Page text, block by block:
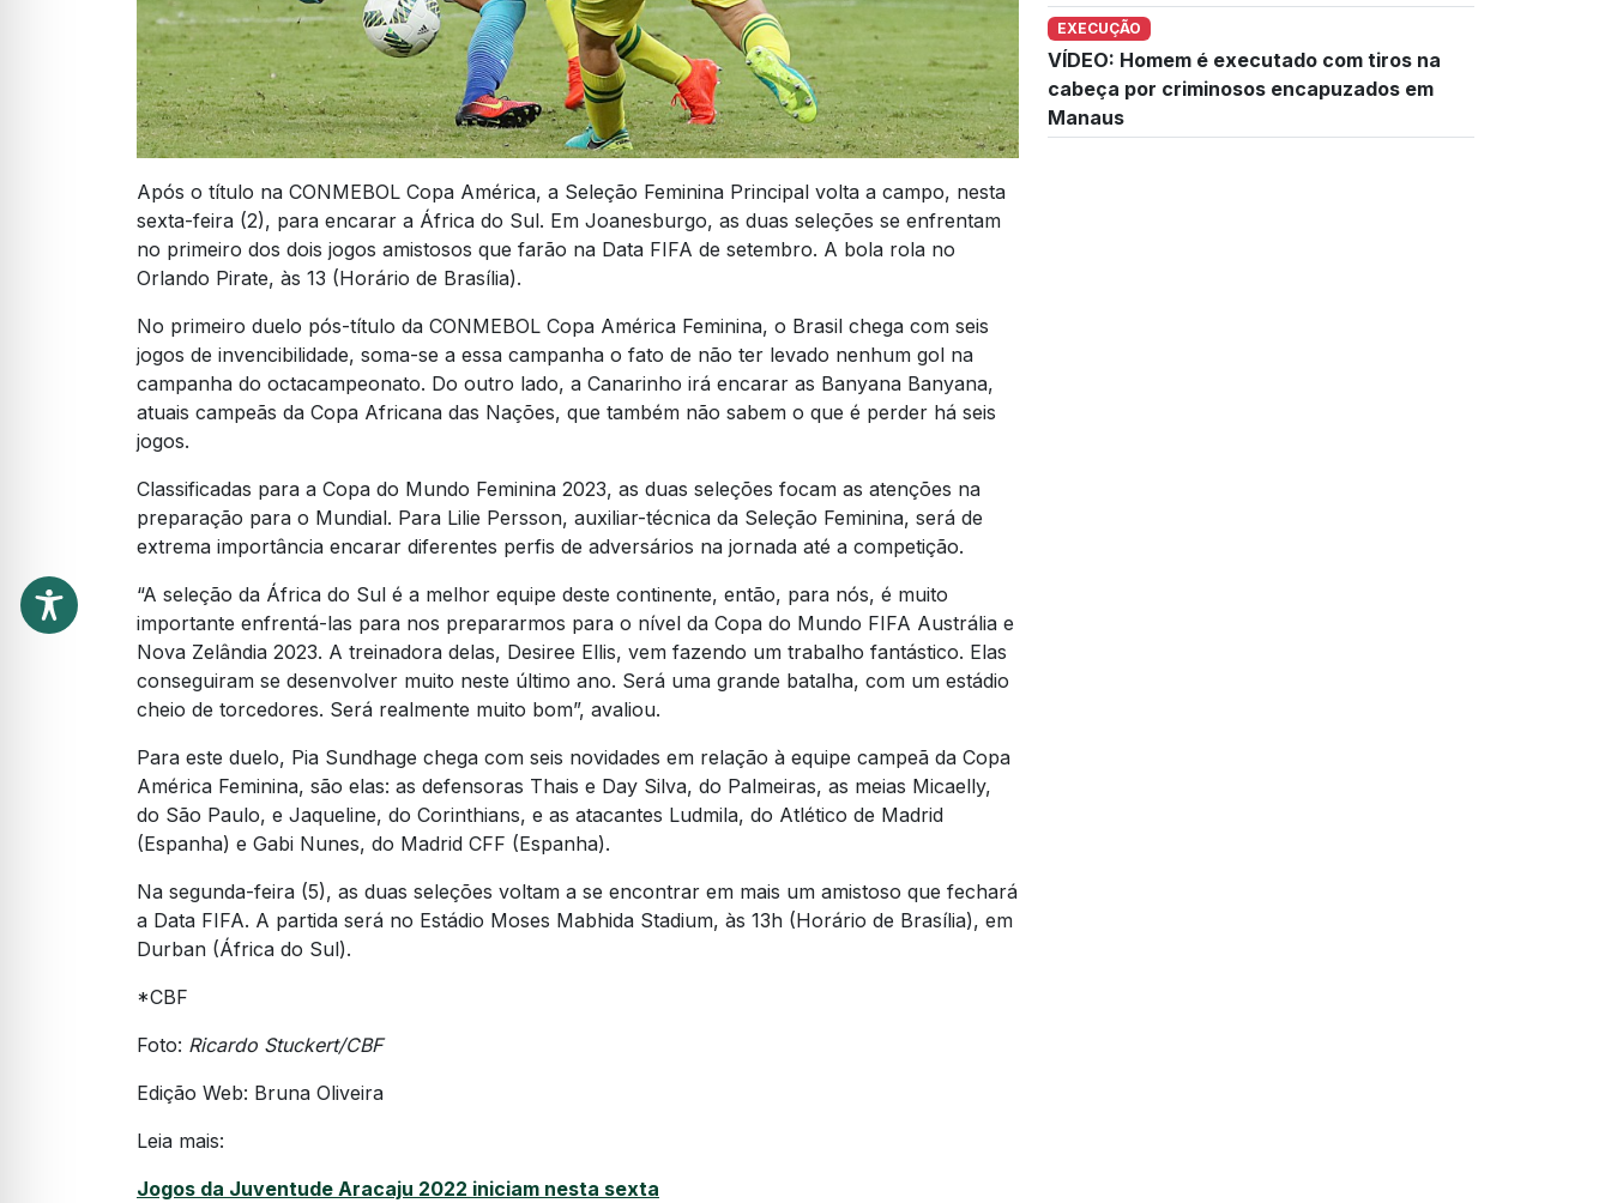
Após o título na CONMEBOL Copa América, a Seleção Feminina Principal volta a campo, nesta
sexta-feira (2), para encarar a África do Sul. Em Joanesburgo, as duas seleções se enfrentam
no primeiro dos dois jogos amistosos que farão na Data FIFA de setembro. A bola rola no
Orlando Pirate, às 13 (Horário de Brasília).
No primeiro duelo pós-título da CONMEBOL Copa América Feminina, o Brasil chega com seis
jogos de invencibilidade, soma-se a essa campanha o fato de não ter levado nenhum gol na
campanha do octacampeonato. Do outro lado, a Canarinho irá encarar as Banyana Banyana,
atuais campeãs da Copa Africana das Nações, que também não sabem o que é perder há seis
jogos.
Classificadas para a Copa do Mundo Feminina 2023, as duas seleções focam as atenções na
preparação para o Mundial. Para Lilie Persson, auxiliar-técnica da Seleção Feminina, será de
extrema importância encarar diferentes perfis de adversários na jornada até a competição.
“A seleção da África do Sul é a melhor equipe deste continente, então, para nós, é muito
importante enfrentá-las para nos prepararmos para o nível da Copa do Mundo FIFA Austrália e
Nova Zelândia 2023. A treinadora delas, Desiree Ellis, vem fazendo um trabalho fantástico. Elas
conseguiram se desenvolver muito neste último ano. Será uma grande batalha, com um estádio
cheio de torcedores. Será realmente muito bom”, avaliou.
Para este duelo, Pia Sundhage chega com seis novidades em relação à equipe campeã da Copa
América Feminina, são elas: as defensoras Thais e Day Silva, do Palmeiras, as meias Micaelly,
do São Paulo, e Jaqueline, do Corinthians, e as atacantes Ludmila, do Atlético de Madrid
(Espanha) e Gabi Nunes, do Madrid CFF (Espanha).
Na segunda-feira (5), as duas seleções voltam a se encontrar em mais um amistoso que fechará
a Data FIFA. A partida será no Estádio Moses Mabhida Stadium, às 13h (Horário de Brasília), em
Durban (África do Sul).
*CBF
Foto: Ricardo Stuckert/CBF
Edição Web: Bruna Oliveira
Leia mais:
Jogos da Juventude Aracaju 2022 iniciam nesta sexta
EXECUÇÃO
VÍDEO: Homem é executado com tiros na
cabeça por criminosos encapuzados em
Manaus